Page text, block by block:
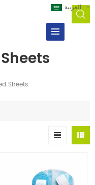
العربية
Sheets